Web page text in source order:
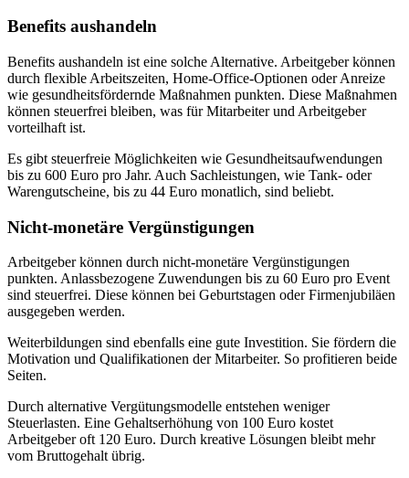
Benefits aushandeln
Benefits aushandeln ist eine solche Alternative. Arbeitgeber können
durch flexible Arbeitszeiten, Home-Office-Optionen oder Anreize
wie gesundheitsfördernde Maßnahmen punkten. Diese Maßnahmen
können steuerfrei bleiben, was für Mitarbeiter und Arbeitgeber
vorteilhaft ist.
Es gibt steuerfreie Möglichkeiten wie Gesundheitsaufwendungen
bis zu 600 Euro pro Jahr. Auch Sachleistungen, wie Tank- oder
Warengutscheine, bis zu 44 Euro monatlich, sind beliebt.
Nicht-monetäre Vergünstigungen
Arbeitgeber können durch nicht-monetäre Vergünstigungen
punkten. Anlassbezogene Zuwendungen bis zu 60 Euro pro Event
sind steuerfrei. Diese können bei Geburtstagen oder Firmenjubiläen
ausgegeben werden.
Weiterbildungen sind ebenfalls eine gute Investition. Sie fördern die
Motivation und Qualifikationen der Mitarbeiter. So profitieren beide
Seiten.
Durch alternative Vergütungsmodelle entstehen weniger
Steuerlasten. Eine Gehaltserhöhung von 100 Euro kostet
Arbeitgeber oft 120 Euro. Durch kreative Lösungen bleibt mehr
vom Bruttogehalt übrig.